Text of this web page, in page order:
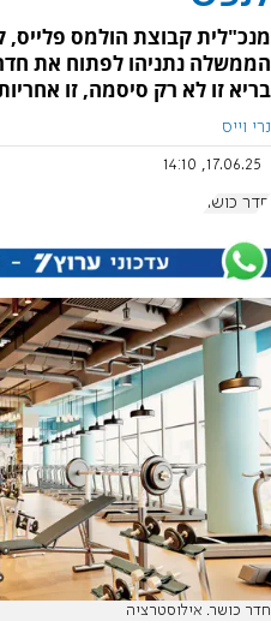
מנכ"לית קבוצת הולמס
הממשלה נתניהו לפתוח את
בריא זו לא רק סיסמה, זו
נרי וייס
17.06.25, 14:10
חדר כושר
חדר כושר. אילוסטרציה